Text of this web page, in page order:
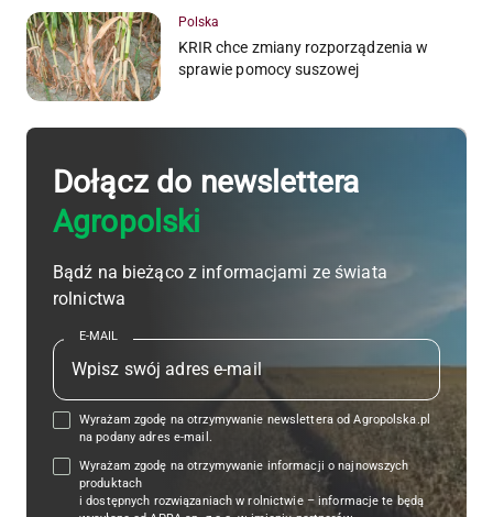
Polska
KRIR chce zmiany rozporządzenia w
sprawie pomocy suszowej
Dołącz do newslettera
Agropolski
Bądź na bieżąco z informacjami ze świata
rolnictwa
E-MAIL
Wyrażam zgodę na otrzymywanie newslettera od Agropolska.pl
na podany adres e-mail.
Wyrażam zgodę na otrzymywanie informacji o najnowszych
produktach
i dostępnych rozwiązaniach w rolnictwie – informacje te będą